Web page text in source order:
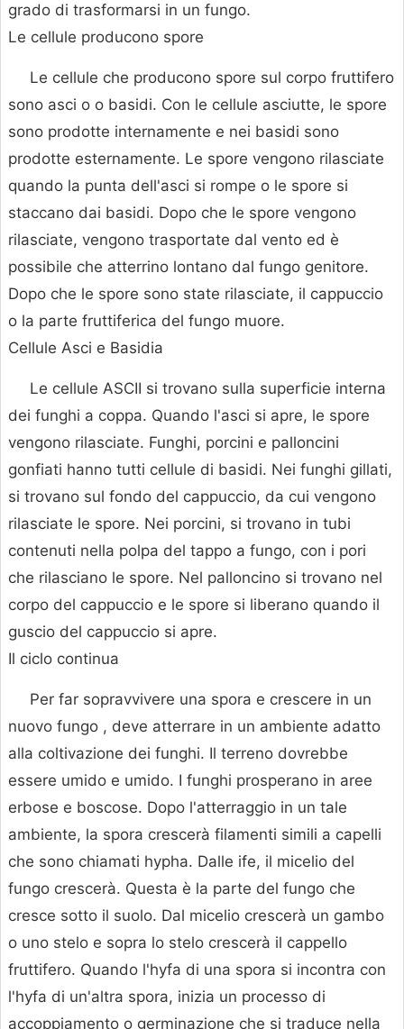
grado di trasformarsi in un fungo.
Le cellule producono spore
Le cellule che producono spore sul corpo fruttifero
sono asci o o basidi. Con le cellule asciutte, le spore
sono prodotte internamente e nei basidi sono
prodotte esternamente. Le spore vengono rilasciate
quando la punta dell'asci si rompe o le spore si
staccano dai basidi. Dopo che le spore vengono
rilasciate, vengono trasportate dal vento ed è
possibile che atterrino lontano dal fungo genitore.
Dopo che le spore sono state rilasciate, il cappuccio
o la parte fruttiferica del fungo muore.
Cellule Asci e Basidia
Le cellule ASCII si trovano sulla superficie interna
dei funghi a coppa. Quando l'asci si apre, le spore
vengono rilasciate. Funghi, porcini e palloncini
gonfiati hanno tutti cellule di basidi. Nei funghi gillati,
si trovano sul fondo del cappuccio, da cui vengono
rilasciate le spore. Nei porcini, si trovano in tubi
contenuti nella polpa del tappo a fungo, con i pori
che rilasciano le spore. Nel palloncino si trovano nel
corpo del cappuccio e le spore si liberano quando il
guscio del cappuccio si apre.
Il ciclo continua
Per far sopravvivere una spora e crescere in un
nuovo fungo , deve atterrare in un ambiente adatto
alla coltivazione dei funghi. Il terreno dovrebbe
essere umido e umido. I funghi prosperano in aree
erbose e boscose. Dopo l'atterraggio in un tale
ambiente, la spora crescerà filamenti simili a capelli
che sono chiamati hypha. Dalle ife, il micelio del
fungo crescerà. Questa è la parte del fungo che
cresce sotto il suolo. Dal micelio crescerà un gambo
o uno stelo e sopra lo stelo crescerà il cappello
fruttifero. Quando l'hyfa di una spora si incontra con
l'hyfa di un'altra spora, inizia un processo di
accoppiamento o germinazione che si traduce nella